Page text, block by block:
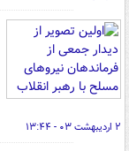
۲ اردیبهشت ۰۳ - ۱۳:۴۴